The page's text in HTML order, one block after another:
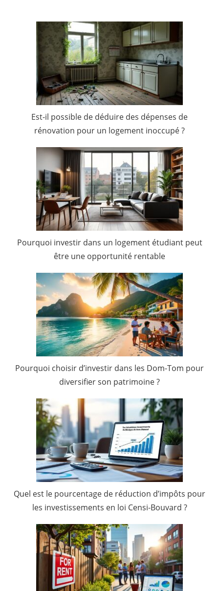
Est-il possible de déduire des dépenses de
rénovation pour un logement inoccupé ?
Pourquoi investir dans un logement étudiant peut
être une opportunité rentable
Pourquoi choisir d’investir dans les Dom-Tom pour
diversifier son patrimoine ?
Quel est le pourcentage de réduction d’impôts pour
les investissements en loi Censi-Bouvard ?